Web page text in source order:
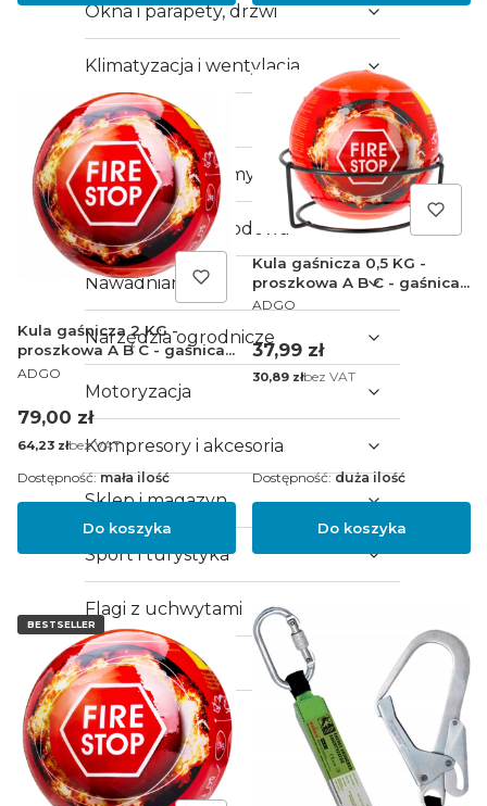
Okna i parapety, drzwi
Klimatyzacja i wentylacja
Ogrzewanie
Ogrodzenia i bramy
Architektura ogrodowa
Nawadnianie
Narzędzia ogrodnicze
Motoryzacja
Kompresory i akcesoria
Sklep i magazyn
Sport i turystyka
Flagi z uchwytami
Zabawki
Dla zwierząt
Kula gaśnicza 2 KG -
proszkowa A B C - gaśnica
samochodowa / do domu /
warsztatu
PRODUCENT
ADGO
Cena
79,00 zł
Cena
64,23 złbez VAT
Do koszyka
Dostępność:mała ilość
Kula gaśnicza 0,5 KG -
proszkowa A B C - gaśnica
samochodowa / do domu /
PRODUCENT
ADGO
Cena
37,99 zł
Cena
30,89 złbez VAT
Do koszyka
Dostępność:duża ilość
BESTSELLER